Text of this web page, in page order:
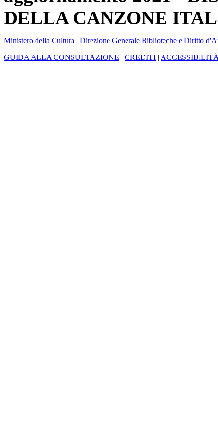
DELLA CANZONE
Ministero della Cultura | Direzione Generale Biblioteche e Diritto
GUIDA ALLA CONSULTAZIONE | CREDITI |